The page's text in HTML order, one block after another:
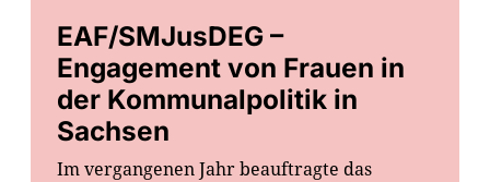
EAF/SMJusDEG –
Engagement von Frauen in
der Kommunalpolitik in
Sachsen
Im vergangenen Jahr beauftragte das